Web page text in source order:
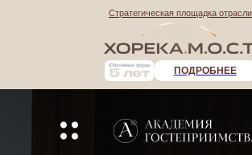
Стратегическая площадка отрасли
ПОДРОБНЕЕ